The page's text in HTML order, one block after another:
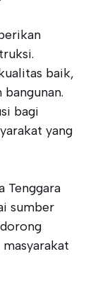
baik,
bagi
yang
Tenggara
sumber